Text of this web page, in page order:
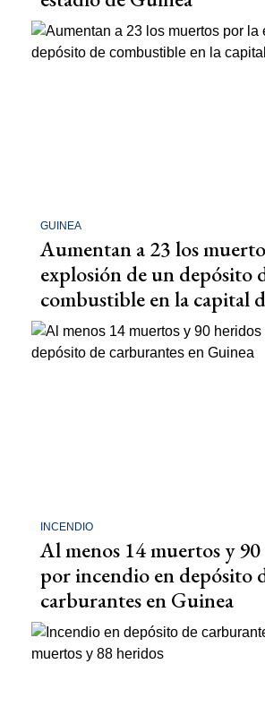
GUINEA
Aumentan a 23 los
explosión de un depósito
combustible en la capital
INCENDIO
Al menos 14 muertos y
por incendio en depósito
carburantes en Guinea